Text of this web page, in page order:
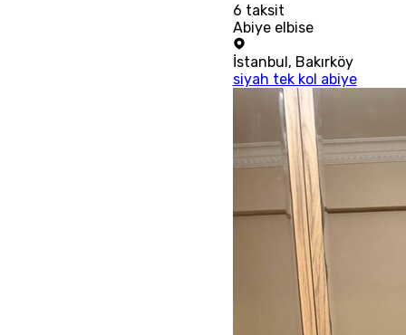
6 taksit
Abiye elbise
İstanbul, Bakırköy
siyah tek kol abiye